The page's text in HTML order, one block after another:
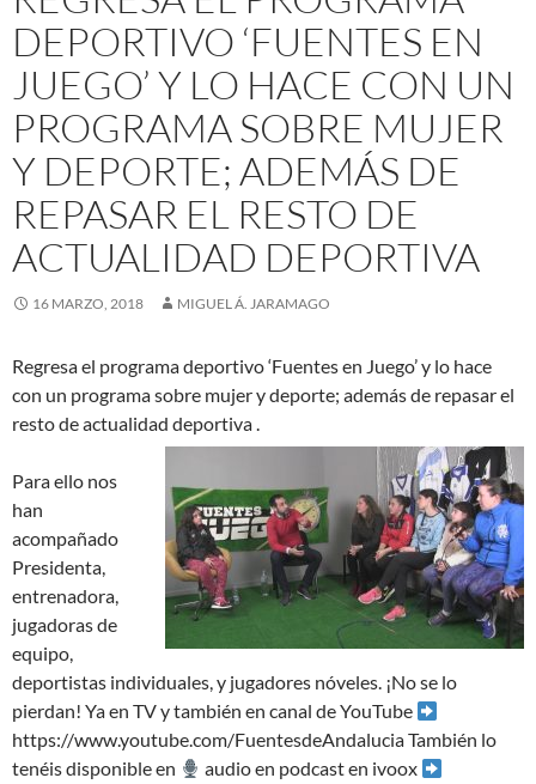
DEPORTIVO ‘FUENTES EN
JUEGO’ Y LO HACE CON UN
PROGRAMA SOBRE MUJER
Y DEPORTE; ADEMÁS DE
REPASAR EL RESTO DE
ACTUALIDAD DEPORTIVA
16 MARZO, 2018 MIGUEL Á. JARAMAGO
Regresa el programa deportivo ‘Fuentes en Juego’ y lo hace
con un programa sobre mujer y deporte; además de repasar el
resto de actualidad deportiva .
Para ello nos
han
acompañado
Presidenta,
entrenadora,
jugadoras de
equipo,
deportistas individuales, y jugadores nóveles. ¡No se lo
pierdan! Ya en TV y también en canal de YouTube
https://www.youtube.com/FuentesdeAndalucia También lo
tenéis disponible en
audio en podcast en ivoox